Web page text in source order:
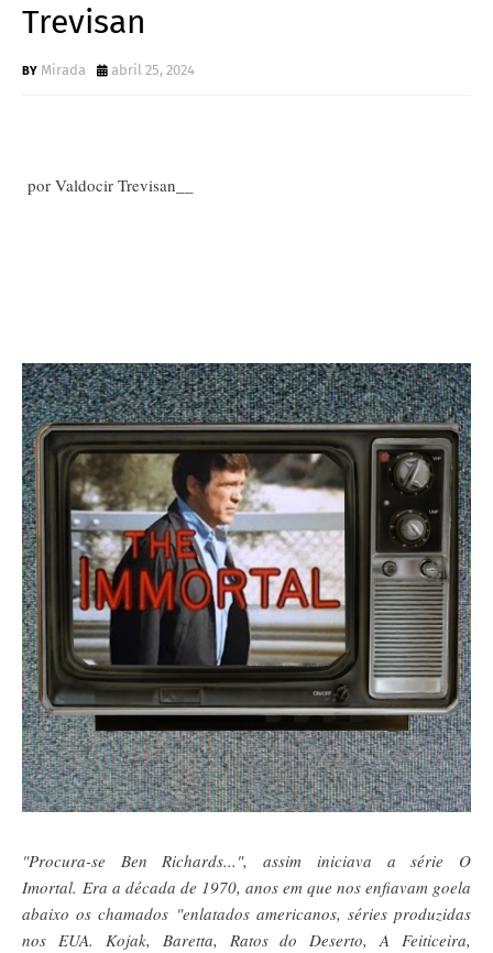
Trevisan
Mirada abril 25, 2024
por Valdocir Trevisan__
"Procura-se Ben Richards...", assim iniciava a série O
Imortal. Era a década de 1970, anos em que nos enfiavam goela
abaixo os chamados "enlatados americanos, séries produzidas
nos EUA. Kojak, Baretta, Ratos do Deserto, A Feiticeira,